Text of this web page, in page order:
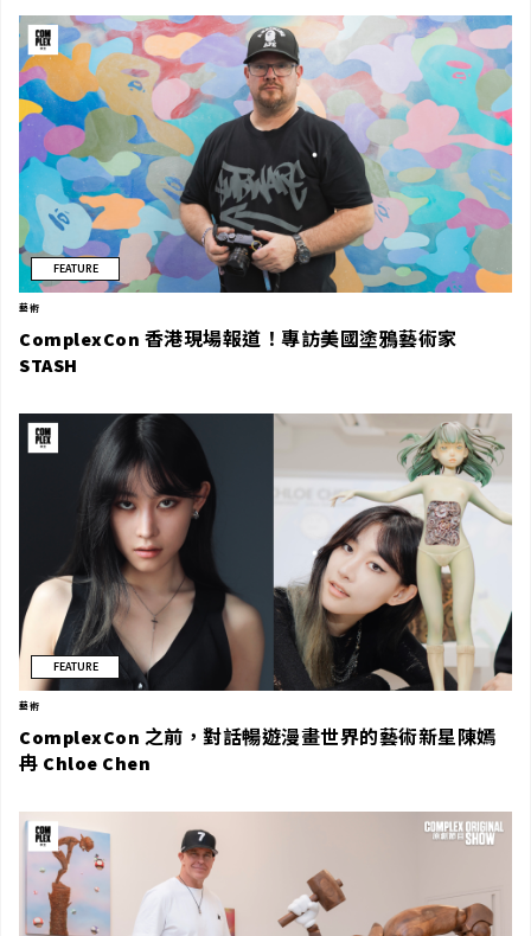
FEATURE
藝術
ComplexCon 香港現場報道！專訪美國塗鴉藝術家
STASH
FEATURE
藝術
ComplexCon 之前，對話暢遊漫畫世界的藝術新星陳嫣
冉 Chloe Chen